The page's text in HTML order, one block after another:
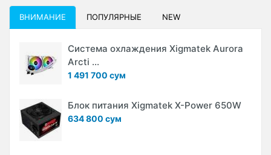
ВНИМАНИЕ ПОПУЛЯРНЫЕ NEW
Система охлаждения Xigmatek Aurora
Arcti ...
1 491 700 сум
Блок питания Xigmatek X-Power 650W
634 800 сум